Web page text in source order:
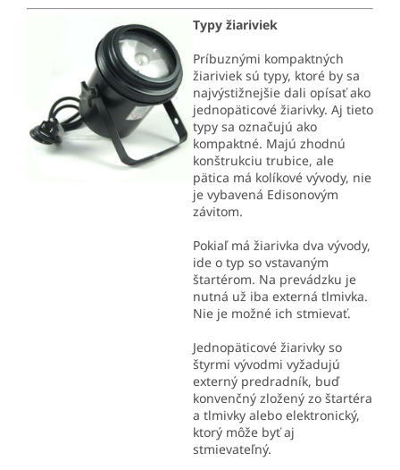
Typy žiariviek
Príbuznými kompaktných
žiariviek sú typy, ktoré by sa
najvýstižnejšie dali opísať ako
jednopäticové žiarivky. Aj tieto
typy sa označujú ako
kompaktné. Majú zhodnú
konštrukciu trubice, ale
pätica má kolíkové vývody, nie
je vybavená Edisonovým
závitom.
Pokiaľ má žiarivka dva vývody,
ide o typ so vstavaným
štartérom. Na prevádzku je
nutná už iba externá tlmivka.
Nie je možné ich stmievať.
Jednopäticové žiarivky so
štyrmi vývodmi vyžadujú
externý predradník, buď
konvenčný zložený zo štartéra
a tlmivky alebo elektronický,
ktorý môže byť aj
stmievateľný.